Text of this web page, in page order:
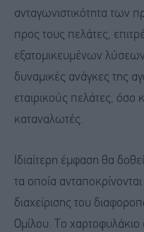
ανταγωνιστικότητα των
προς τους πελάτες,
εξατομικευμένων λύσεων
δυναμικές ανάγκες της
εταιρικούς πελάτες, όσο
καταναλωτές.
Ιδιαίτερη έμφαση θα
τα οποία
διαχείρισης του
Ομίλου. Το χαρτοφυλάκιο